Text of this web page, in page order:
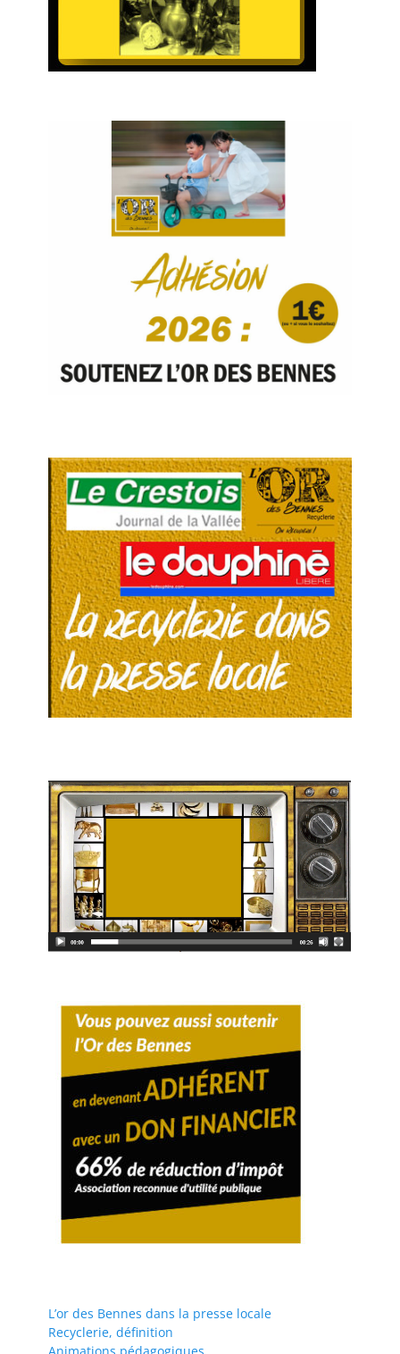
L’or des Bennes dans la presse locale
Recyclerie, définition